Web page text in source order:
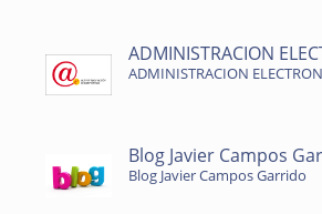
ADMINISTRACION
ADMINISTRACION
Blog Javier Campos
Blog Javier Campos Garrido